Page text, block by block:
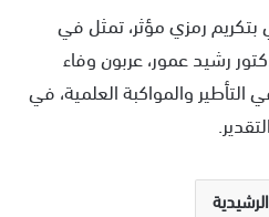
بتكريم رمزي مؤثر، تمثل في
رشيد عمور، عربون وفاء
والمواكبة العلمية، في